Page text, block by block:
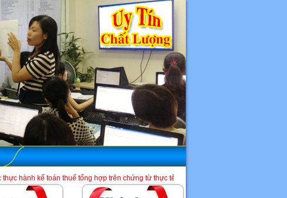
thuế tổng hợp trên chứng từ thực tế và phần mềm HTKK, Excel, Misa. Là một địa chỉ
HCM